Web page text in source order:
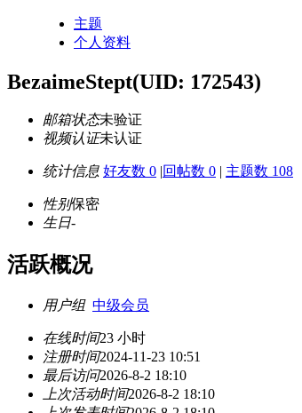
主题
个人资料
BezaimeStept(UID: 172543)
邮箱状态未验证
视频认证未认证
统计信息 好友数 0 |回帖数 0 | 主题数 108
性别保密
生日-
活跃概况
用户组 中级会员
在线时间23 小时
注册时间2024-11-23 10:51
最后访问2026-8-2 18:10
上次活动时间2026-8-2 18:10